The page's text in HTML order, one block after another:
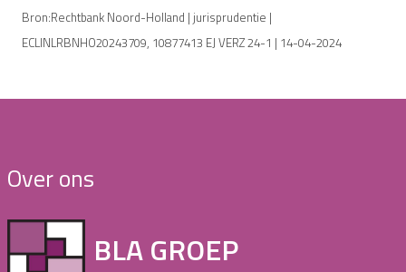
Bron:Rechtbank Noord-Holland | jurisprudentie |
ECLINLRBNHO20243709, 10877413 EJ VERZ 24-1 | 14-04-2024
Over ons
BLA GROEP